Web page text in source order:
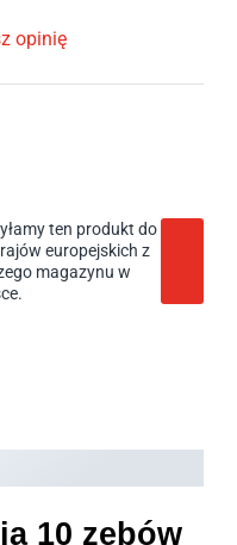
opinię
ten produkt do
europejskich z
magazynu w
10 zębów